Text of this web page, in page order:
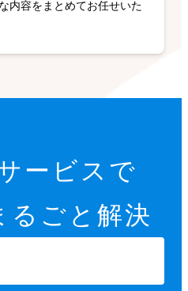
内容をまとめてお任せいた
ービスで
るごと解決